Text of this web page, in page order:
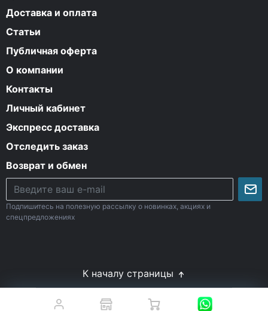
Доставка и оплата
Статьи
Публичная оферта
О компании
Контакты
Личный кабинет
Экспресс доставка
Отследить заказ
Возврат и обмен
Подпишитесь на полезную рассылку о новинках, акциях и
спецпредложениях
К началу страницы
© Все права защищены. 2009-2026 Energy-Body.ru